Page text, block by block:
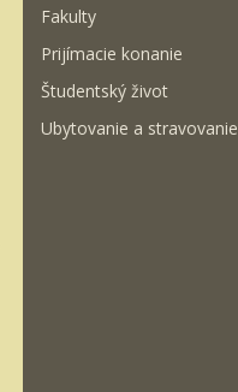
Fakulty
Prijímacie konanie
Študentský život
Ubytovanie a stravovanie